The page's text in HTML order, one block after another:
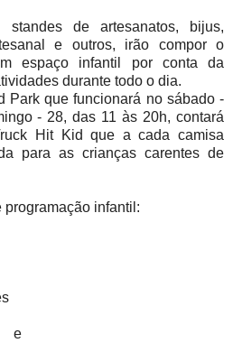
standes de artesanatos, bijus,
e outros, irão compor o
espaço infantil por conta da
durante todo o dia.
Park que funcionará no sábado -
- 28, das 11 às 20h, contará
Hit Kid que a cada camisa
para as crianças carentes de
infantil:
e